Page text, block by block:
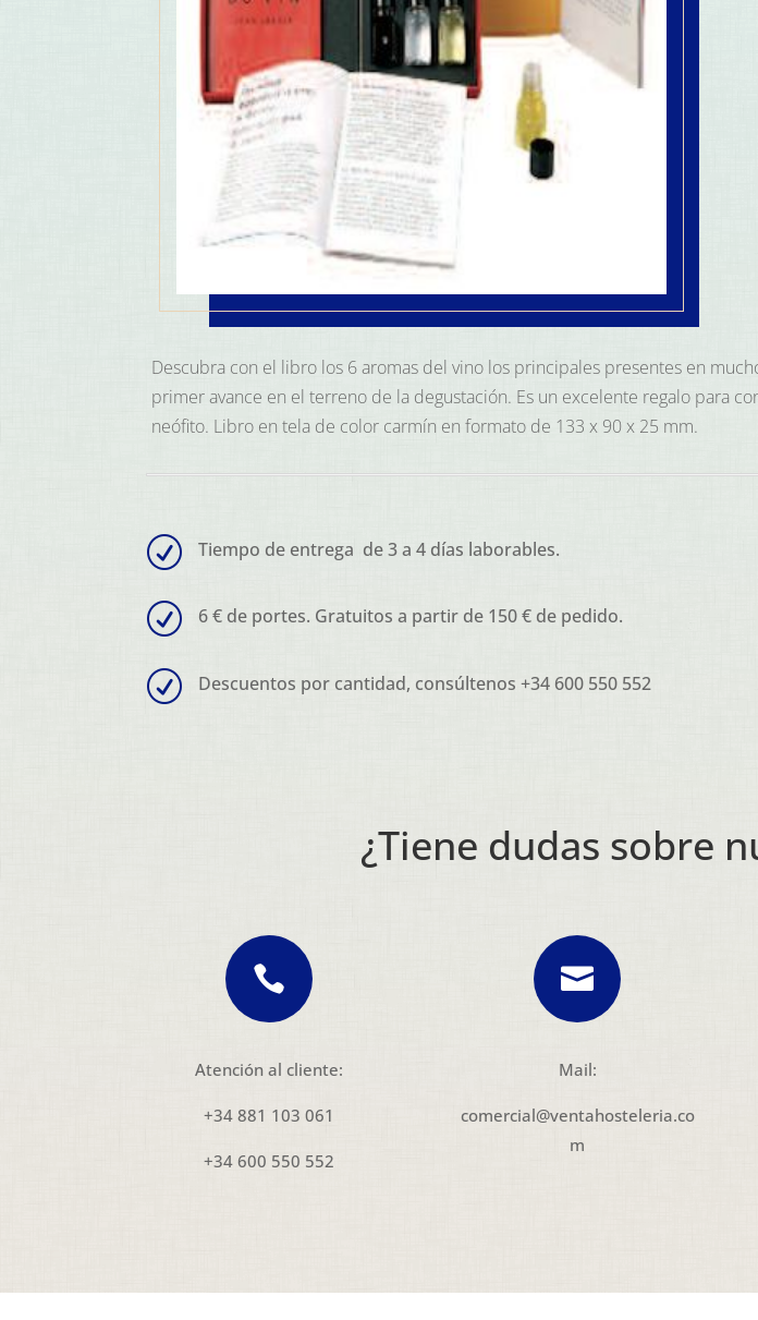
Descubra con el libro los 6 aromas del vino los principales presentes en
primer avance en el terreno de la degustación. Es un excelente regalo para
neófito. Libro en tela de color carmín en formato de 133 x 90 x 25 mm.
R Tiempo de entrega de 3 a 4 días laborables.
R 6 € de portes. Gratuitos a partir de 150 € de pedido.
R Descuentos por cantidad, consúltenos +34 600 550 552
¿Tiene dudas sobre

Atención al cliente:
+34 881 103 061
+34 600 550 552

Mail:
comercial@ventahosteleria.co
m